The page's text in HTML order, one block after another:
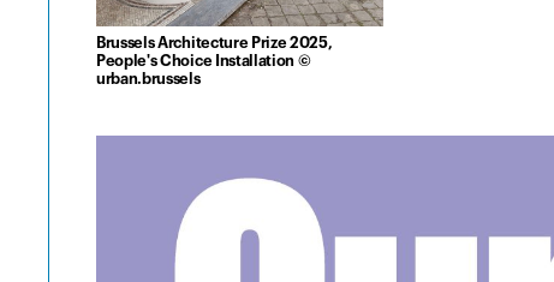
Brussels Architecture Prize 2025,
People's Choice Installation ©
urban.brussels